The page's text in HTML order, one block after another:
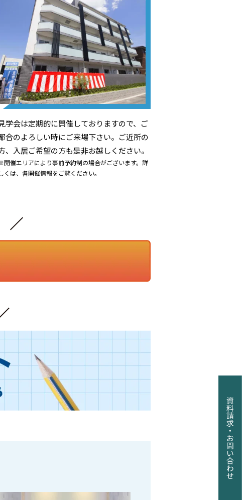
学会は定期的に開催しておりますので、ご
合のよろしい時にご来場下さい。ご近所の
、入居ご希望の方も是非お越しください。
開催エリアにより事前予約制の場合がございます。詳
しくは、各開催情報をご覧ください。